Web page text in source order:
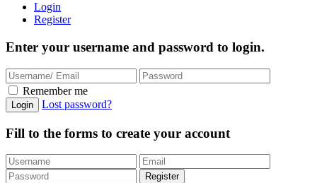
Login
Register
Enter your username and password to login.
Remember me
Login Lost password?
Fill to the forms to create your account
Register